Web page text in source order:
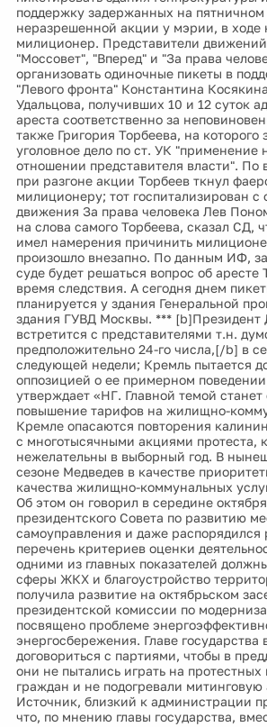
поддержку задержанных на
неразрешенной акции у мэрии, в ходе
милиционер. Представители
"Моссовет", "Вперед" и "За права
организовать одиночные пикеты в
"Левого фронта" Константина
Удальцова, получивших 10 и 12 суток
ареста соответственно за
также Григория Торбеева, на которого
уголовное дело по ст. УК "применение
отношении представителя власти". По
при разгоне акции Торбеев ткнул
милиционеру; тот госпитализирован с
движения За права человека Лев
на слова самого Торбеева, сказал СД,
имел намерения причинить
произошло внезапно. По данным ИФ,
суде будет решаться вопрос об аресте
время следствия. А сегодня днем
планируется у здания Генеральной
здания ГУВД Москвы. *** [b]Президент
встретится с представителями т.н.
предположительно 24-го числа,[/b] в
следующей недели; Кремль пытается
оппозицией о ее примерном
утверждает «НГ. Главной темой станет
повышение тарифов на жилищно-
Кремле опасаются повторения
с многотысячными акциями протеста,
нежелательны в выборный год. В
сезоне Медведев в качестве
качества жилищно-коммунальных
Об этом он говорил в середине
президентского Совета по развитию
самоуправления и даже распорядился
перечень критериев оценки
одними из главных показателей
сферы ЖКХ и благоустройство
получила развитие на октябрьском
президентской комиссии по
посвящено проблеме
энергосбережения. Главе государства
договориться с партиями, чтобы в
они не пытались играть на протестных
граждан и не подогревали митинговую
Источник, близкий к администрации
что, по мнению главы государства,